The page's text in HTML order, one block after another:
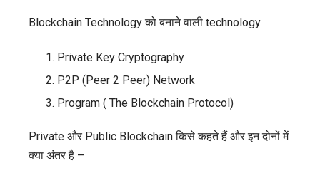
Blockchain Technology को बनाने वाली technology
Private Key Cryptography
P2P (Peer 2 Peer) Network
Program ( The Blockchain Protocol)
Private और Public Blockchain किसे कहते हैं और इन दोनों में
क्या अंतर है –